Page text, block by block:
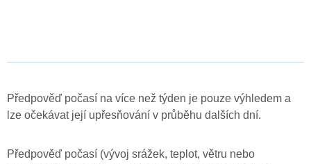
Předpověď počasí na více než týden je pouze výhledem a
lze očekávat její upřesňování v průběhu dalších dní.
Předpověď počasí (vývoj srážek, teplot, větru nebo